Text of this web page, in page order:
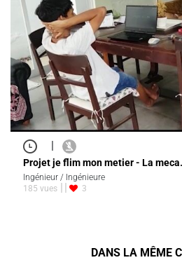
|
Projet je flim mon metier - La
Ingénieur / Ingénieure
185 vues
3
DANS LA MÊME